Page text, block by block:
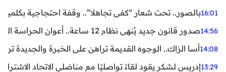
16:01بالصور.. تحت شعار “كفى تجاهلا”.. وقفة احتجاجية بكلميم
14:56صدور قانون جديد يُنهي نظام 12 ساعة.. أعوان الحراسة الخاصة يستفيدون من المدة القانونية للشغل
14:08أسا الزاك.. الوجوه القديمة تراهن على الخبرة والجديدة
13:29إدريس لشكر يقود لقاءً تواصليًا مع مناضلي الاتحاد